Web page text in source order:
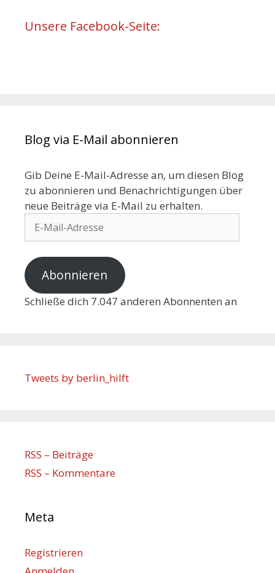
Unsere Facebook-Seite:
Blog via E-Mail abonnieren
Gib Deine E-Mail-Adresse an, um diesen Blog
zu abonnieren und Benachrichtigungen über
neue Beiträge via E-Mail zu erhalten.
Abonnieren
Schließe dich 7.047 anderen Abonnenten an
Tweets by berlin_hilft
RSS – Beiträge
RSS – Kommentare
Meta
Registrieren